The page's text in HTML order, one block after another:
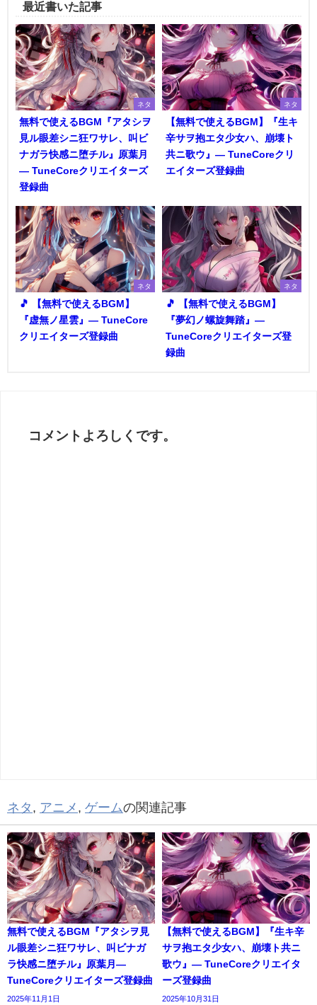
最近書いた記事
ネタ
無料で使えるBGM『アタシヲ
見ル眼差シニ狂ワサレ、叫ビ
ナガラ快感ニ堕チル』原葉月
― TuneCoreクリエイターズ
登録曲
ネタ
【無料で使えるBGM】『生キ
辛サヲ抱エタ少女ハ、崩壊ト
共ニ歌ウ』― TuneCoreクリ
エイターズ登録曲
ネタ
🎵 【無料で使えるBGM】
『虚無ノ星雲』― TuneCore
クリエイターズ登録曲
ネタ
🎵 【無料で使えるBGM】
『夢幻ノ螺旋舞踏』―
TuneCoreクリエイターズ登
録曲
コメントよろしくです。
ネタ , アニメ , ゲームの関連記事
無料で使えるBGM『アタシヲ見
ル眼差シニ狂ワサレ、叫ビナガ
ラ快感ニ堕チル』原葉月―
TuneCoreクリエイターズ登録曲
2025年11月1日
【無料で使えるBGM】『生キ辛
サヲ抱エタ少女ハ、崩壊ト共ニ
歌ウ』― TuneCoreクリエイタ
ーズ登録曲
2025年10月31日